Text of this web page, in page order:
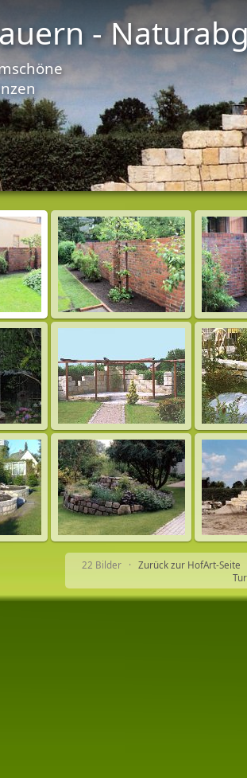
-
22 Bilder · Zurück zur HofArt-Seite